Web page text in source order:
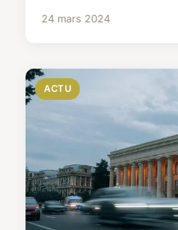
24 mars 2024
ACTU